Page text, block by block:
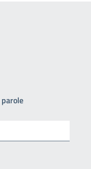
parole